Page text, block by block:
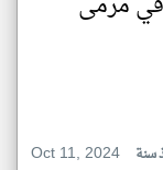
Oct 11, 2024
سنة